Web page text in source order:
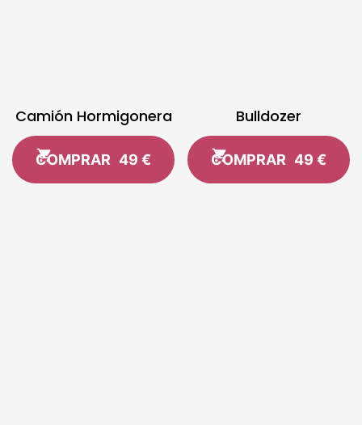
Camión Hormigonera
COMPRAR 49 €
Bulldozer
COMPRAR 49 €